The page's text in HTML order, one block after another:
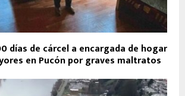
días de cárcel a encargada de hogar
en Pucón por graves maltratos